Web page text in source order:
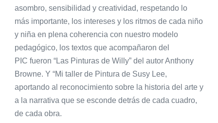
asombro, sensibilidad y creatividad, respetando lo
más importante, los intereses y los ritmos de cada niño
y niña en plena coherencia con nuestro modelo
pedagógico, los textos que acompañaron del
PIC fueron “Las Pinturas de Willy” del autor Anthony
Browne. Y “Mi taller de Pintura de Susy Lee,
aportando al reconocimiento sobre la historia del arte y
a la narrativa que se esconde detrás de cada cuadro,
de cada obra.